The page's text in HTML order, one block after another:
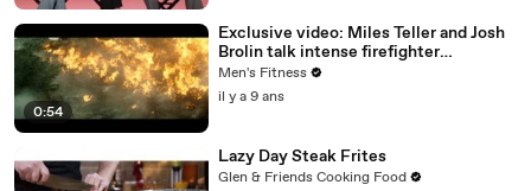
0:54
Exclusive video: Miles Teller and Josh
Brolin talk intense firefighter
bootcamp for ‘Only the Brave’
Men's Fitness
il y a 9 ans
Lazy Day Steak Frites
Glen & Friends Cooking Food